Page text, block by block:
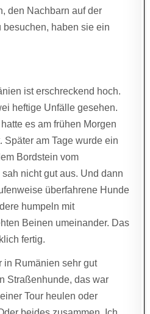
den Nachbarn auf der
haben sie ein
ist erschreckend hoch.
heftige Unfälle gesehen.
es am frühen Morgen
Später am Tage wurde ein
Bordstein vom
nicht gut aus. Und dann
überfahrene Hunde
humpeln mit
Beinen umeinander. Das
fertig.
in Rumänien sehr gut
Straßenhunde, das war
Tour heulen oder